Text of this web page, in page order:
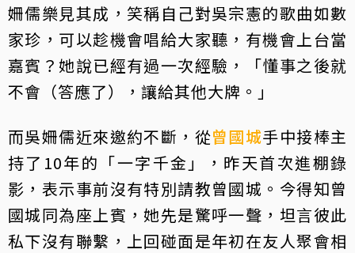
姍儒樂見其成，笑稱自己對吳宗憲的歌曲如數
家珍，可以趁機會唱給大家聽，有機會上台當
嘉賓？她說已經有過一次經驗，「懂事之後就
不會（答應了），讓給其他大牌。」
而吳姍儒近來邀約不斷，從曾國城手中接棒主
持了10年的「一字千金」，昨天首次進棚錄
影，表示事前沒有特別請教曾國城。今得知曾
國城同為座上賓，她先是驚呼一聲，坦言彼此
私下沒有聯繫，上回碰面是年初在友人聚會相